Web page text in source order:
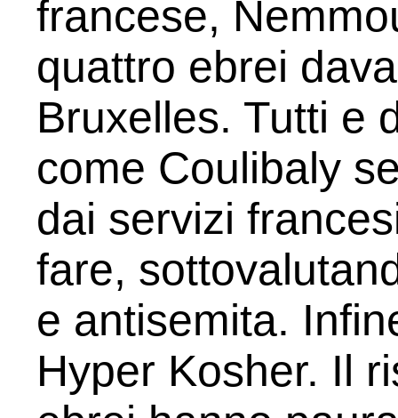
francese,
quattro ebrei
Bruxelles. Tutti e
come Coulibaly
dai servizi
fare,
e antisemita.
Hyper Kosher. Il